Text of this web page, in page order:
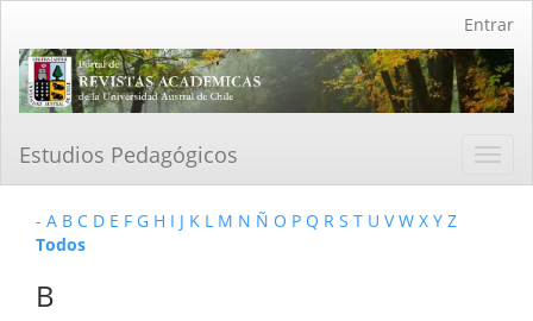
Contenido
principal
Barra
Entrar
Estudios Pedagógicos
- A B C D E F G H I J K L M N Ñ O P Q R S T U V W X Y Z
Todos
B